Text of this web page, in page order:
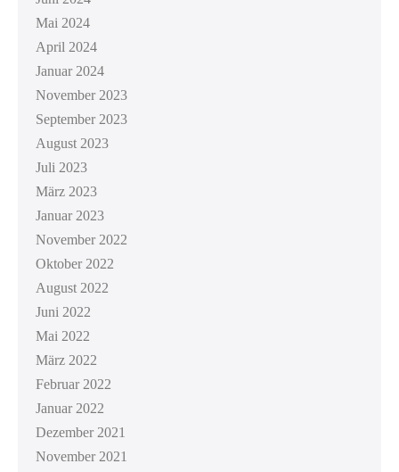
Mai 2024
April 2024
Januar 2024
November 2023
September 2023
August 2023
Juli 2023
März 2023
Januar 2023
November 2022
Oktober 2022
August 2022
Juni 2022
Mai 2022
März 2022
Februar 2022
Januar 2022
Dezember 2021
November 2021